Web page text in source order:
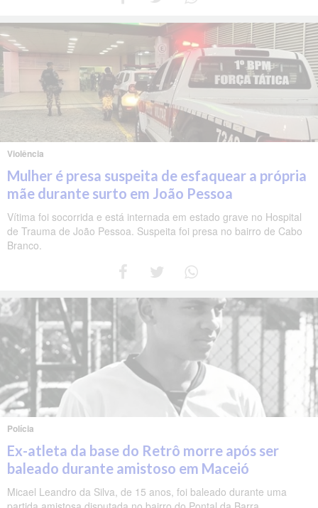
Violência
Mulher é presa suspeita de esfaquear a própria
mãe durante surto em João Pessoa
Vítima foi socorrida e está internada em estado grave no Hospital
de Trauma de João Pessoa. Suspeita foi presa no bairro de Cabo
Branco.
Polícia
Ex-atleta da base do Retrô morre após ser
baleado durante amistoso em Maceió
Micael Leandro da Silva, de 15 anos, foi baleado durante uma